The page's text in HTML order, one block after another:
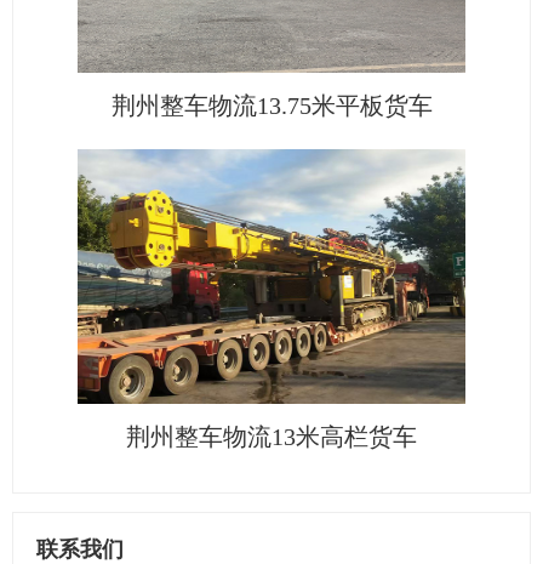
荆州整车物流13.75米平板货车
荆州整车物流13米高栏货车
联系我们